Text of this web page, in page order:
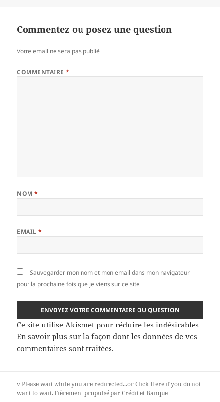
Commentez ou posez une question
Votre email ne sera pas publié
COMMENTAIRE*
NOM*
EMAIL*
Sauvegarder mon nom et mon email dans mon navigateur
pour la prochaine fois que je viens sur ce site
Ce site utilise Akismet pour réduire les indésirables.
En savoir plus sur la façon dont les données de vos
commentaires sont traitées.
vPlease wait while you are redirected...orClick Hereif you do not
want to wait.Fièrement propulsé par Crédit et Banque